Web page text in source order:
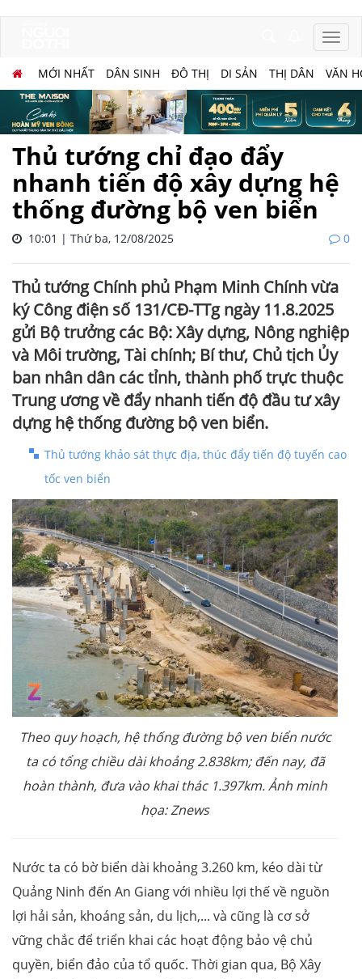
MỚI NHẤT DÂN SINH ĐÔ THỊ DI SẢN THỊ DÂN VĂN
Thủ tướng chỉ đạo đẩy
nhanh tiến độ xây dựng hệ
thống đường bộ ven biển
10:01 | Thứ ba, 12/08/2025 0
Thủ tướng Chính phủ Phạm Minh Chính vừa
ký Công điện số 131/CĐ-TTg ngày 11.8.2025
gửi Bộ trưởng các Bộ: Xây dựng, Nông nghiệp
và Môi trường, Tài chính; Bí thư, Chủ tịch Ủy
ban nhân dân các tỉnh, thành phố trực thuộc
Trung ương về đẩy nhanh tiến độ đầu tư xây
dựng hệ thống đường bộ ven biển.
Thủ tướng khảo sát thực địa, thúc đẩy tiến độ tuyến cao
tốc ven biển
Theo quy hoạch, hệ thống đường bộ ven biển nước
ta có tổng chiều dài khoảng 2.838km; đến nay, đã
hoàn thành, đưa vào khai thác 1.397km. Ảnh minh
họa: Znews
Nước ta có bờ biển dài khoảng 3.260 km, kéo dài từ
Quảng Ninh đến An Giang với nhiều lợi thế về nguồn
lợi hải sản, khoáng sản, du lịch,... và cũng là cơ sở
vững chắc để triển khai các hoạt động bảo vệ chủ
quyền, biển đảo của tổ quốc. Thời gian qua, Bộ Xây